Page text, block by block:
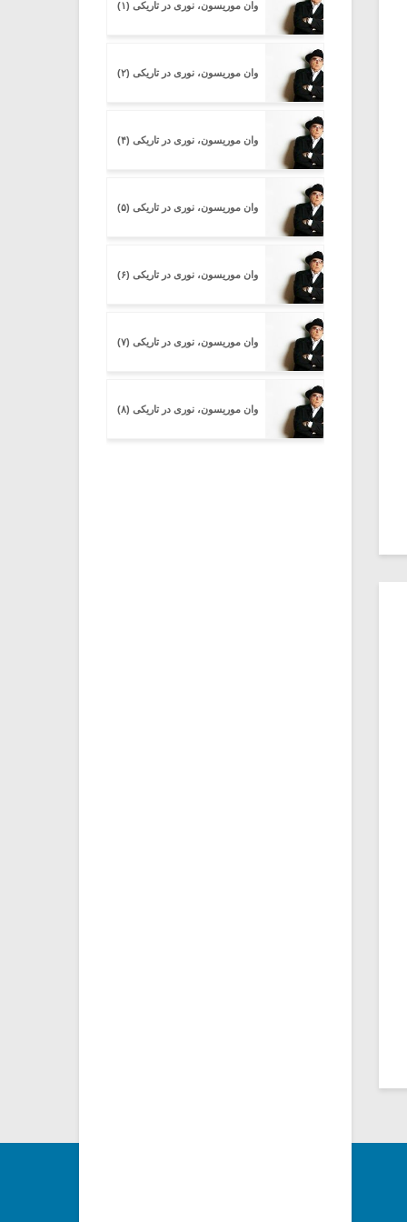
وان موریسون، نوری در تاریکی (۱)
وان موریسون، نوری در تاریکی (۲)
وان موریسون، نوری در تاریکی (۴)
وان موریسون، نوری در تاریکی (۵)
وان موریسون، نوری در تاریکی (۶)
وان موریسون، نوری در تاریکی (۷)
وان موریسون، نوری در تاریکی (۸)